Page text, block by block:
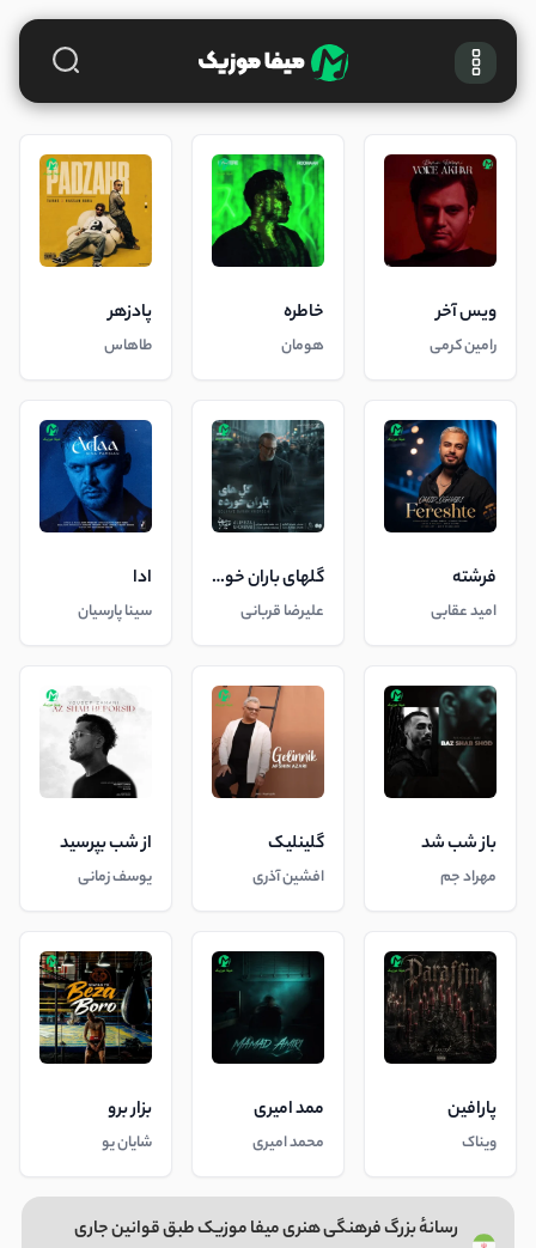
ویس آخر
رامین کرمی
خاطره
هومان
پادزهر
طاهاس
فرشته
امید عقابی
گلهای باران خورده
علیرضا قربانی
ادا
سینا پارسیان
باز شب شد
مهراد جم
گلینلیک
افشین آذری
از شب بپرسید
یوسف زمانی
پارافین
ویناک
ممد امیری
محمد امیری
بزار برو
شایان یو
رسانهٔ بزرگ فرهنگی هنری میفا موزیک طبق قوانین جاری